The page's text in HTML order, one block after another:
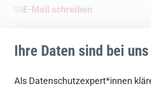
Ihre Daten sind bei
Als Datenschutzexpert*innen
E-Mail schreiben